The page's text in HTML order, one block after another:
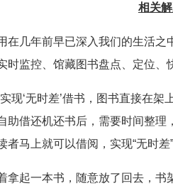
相关解
在几年前早已深入我们的生活
时监控、馆藏图书盘点、定位、
现‘无时差’借书，图书直接在架
助借还机还书后，需要时间整
者马上就可以借阅，实现“无时差”
起一本书，随意放了回去，书